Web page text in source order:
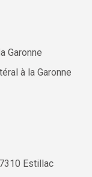
Garonne
à la Garonne
Estillac